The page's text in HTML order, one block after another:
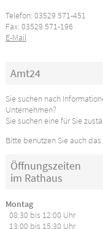
Telefon: 03529 571-451
Fax: 03529 571-196
E-Mail
Amt24
Sie suchen nach
Unternehmen?
Sie suchen eine für Sie
Bitte benutzen Sie auch das
Öffnungszeiten
im Rathaus
Montag
08:30 bis 12:00 Uhr
13:00 bis 15:30 Uhr